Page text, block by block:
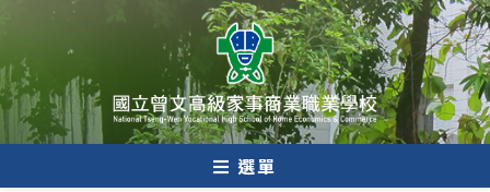
轉
至
主
要
內
選單